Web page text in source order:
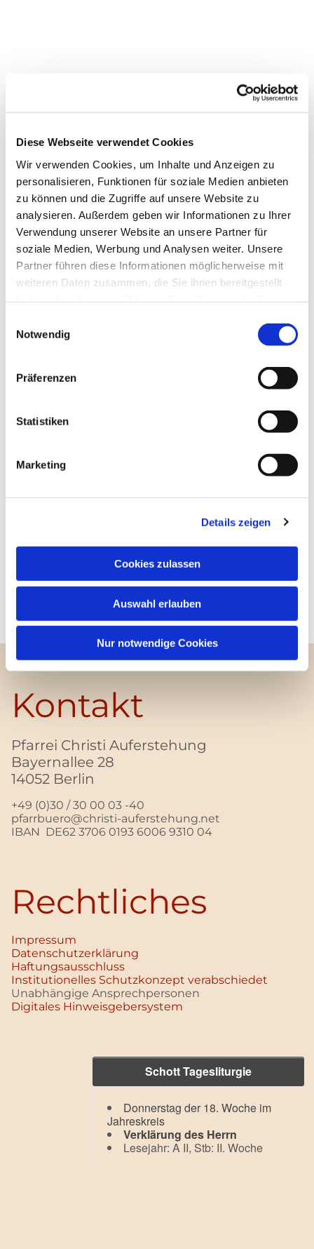
Diese Webseite verwendet Cookies
Wir verwenden Cookies, um Inhalte und Anzeigen zu
personalisieren, Funktionen für soziale Medien anbieten
zu können und die Zugriffe auf unsere Website zu
analysieren. Außerdem geben wir Informationen zu Ihrer
Verwendung unserer Website an unsere Partner für
soziale Medien, Werbung und Analysen weiter. Unsere
Partner führen diese Informationen möglicherweise mit
weiteren Daten zusammen, die Sie ihnen bereitgestellt
Notwendig
Präferenzen
Statistiken
Marketing
Details zeigen
Cookies zulassen
Auswahl erlauben
Nur notwendige Cookies
Dies könnte Sie auch
interessieren
Kontakt
Pfarrei Christi Auferstehung
Bayernallee 28
14052 Berlin
+49 (0)30 / 30 00 03 -40
pfarrbuero@christi-auferstehung.net
IBAN DE62 3706 0193 6006 9310 04
Rechtliches
Impressum
Datenschutz­erklärung
Haftungsausschluss
Institutionelles Schutzkonzept verabschiedet
Unabhängige Ansprechpersonen
Digitales Hinweisgebersystem
Schott Tagesliturgie
Donnerstag der 18. Woche im
Jahreskreis
Verklärung des Herrn
Lesejahr: A II, Stb: II. Woche